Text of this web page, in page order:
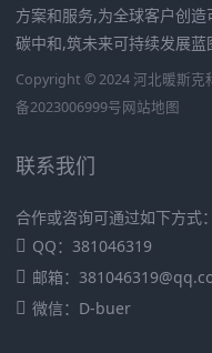
方案和服务,为全球客户创
碳中和,筑未来可持续发展蓝
Copyright © 2024 河北暖斯克
备2023006999号网站地图
联系我们
合作或咨询可通过如下方式：
QQ：381046319
邮箱：
微信：D-buer